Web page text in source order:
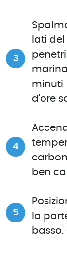
lati
minuti
d'ore
ben
la